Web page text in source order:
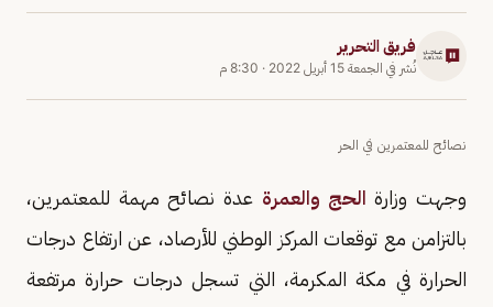
فريق التحرير
نُشر في الجمعة 15 أبريل 2022 · 8:30 م
نصائح للمعتمرين في الحر
وجهت وزارة الحج والعمرة عدة نصائح مهمة للمعتمرين،
بالتزامن مع توقعات المركز الوطني للأرصاد، عن ارتفاع درجات
الحرارة في مكة المكرمة، التي تسجل درجات حرارة مرتفعة